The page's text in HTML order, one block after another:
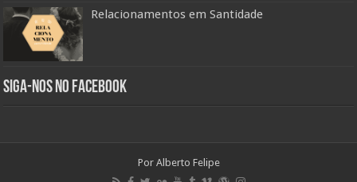
Relacionamentos em Santidade
Siga-nos no Facebook
Por Alberto Felipe